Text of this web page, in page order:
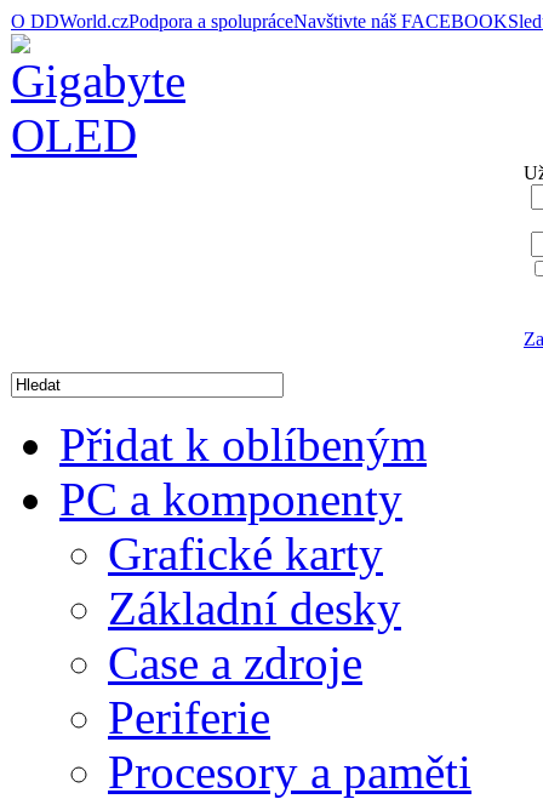
O DDWorld.czPodpora a spolupráceNavštivte náš FACEBOOK
Přidat k oblíbeným
PC a komponenty
Grafické karty
Základní desky
Case a zdroje
Periferie
Procesory a paměti